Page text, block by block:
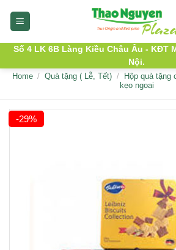
Số 4 LK 6B Làng Kiều Châu Âu - KĐT
Nội.
Home / Quà tặng ( Lễ, Tết) / Hộp quà tặng
kẹo ngoại
-29%